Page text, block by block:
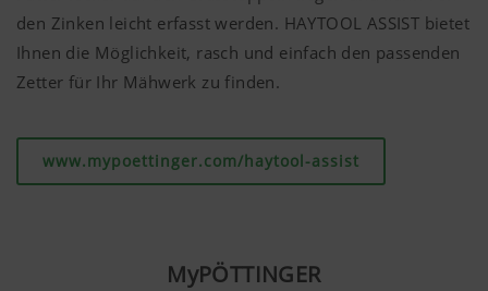
den Zinken leicht erfasst werden. HAYTOOL ASSIST bietet
Ihnen die Möglichkeit, rasch und einfach den passenden
Zetter für Ihr Mähwerk zu finden.
www.mypoettinger.com/haytool-assist
MyPÖTTINGER